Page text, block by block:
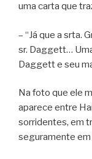
uma carta que
– “Já que a srta.
sr. Daggett…
Daggett e seu
Na foto que ele
aparece entre
sorridentes, em
seguramente em